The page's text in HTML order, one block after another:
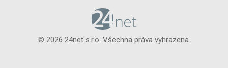
© 2026 24net s.r.o. Všechna práva vyhrazena.